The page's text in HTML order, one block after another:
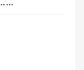
……